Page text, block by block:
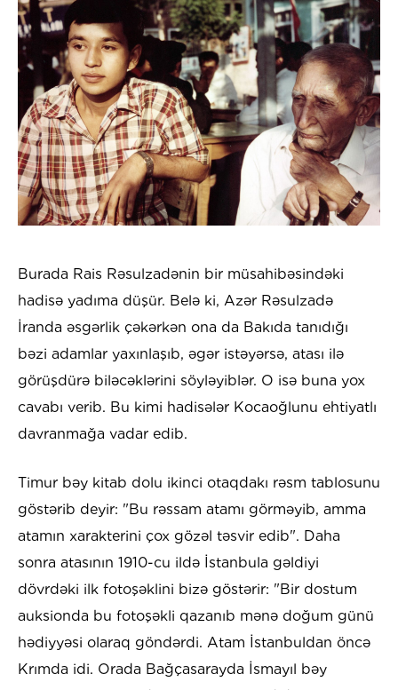
Burada Rais Rəsulzadənin bir müsahibəsindəki
hadisə yadıma düşür. Belə ki, Azər Rəsulzadə
İranda əsgərlik çəkərkən ona da Bakıda tanıdığı
bəzi adamlar yaxınlaşıb, əgər istəyərsə, atası ilə
görüşdürə biləcəklərini söyləyiblər. O isə buna yox
cavabı verib. Bu kimi hadisələr Kocaoğlunu ehtiyatlı
davranmağa vadar edib.
Timur bəy kitab dolu ikinci otaqdakı rəsm tablosunu
göstərib deyir: "Bu rəssam atamı görməyib, amma
atamın xarakterini çox gözəl təsvir edib". Daha
sonra atasının 1910-cu ildə İstanbula gəldiyi
dövrdəki ilk fotoşəklini bizə göstərir: "Bir dostum
auksionda bu fotoşəkli qazanıb mənə doğum günü
hədiyyəsi olaraq göndərdi. Atam İstanbuldan öncə
Krımda idi. Orada Bağçasarayda İsmayıl bəy